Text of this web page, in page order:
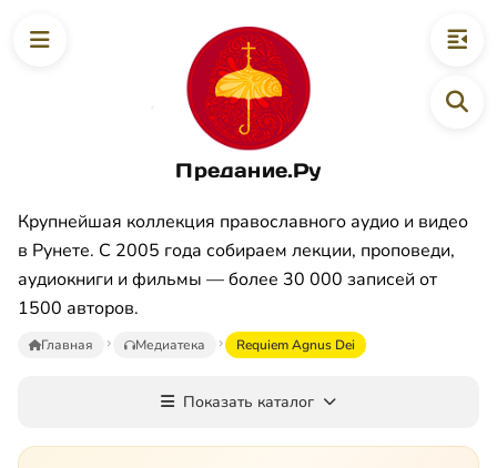
Предание.Ру
Крупнейшая коллекция православного аудио и видео
в Рунете. С 2005 года собираем лекции, проповеди,
аудиокниги и фильмы — более 30 000 записей от
1500 авторов.
Главная Медиатека Requiem Agnus Dei
Показать каталог